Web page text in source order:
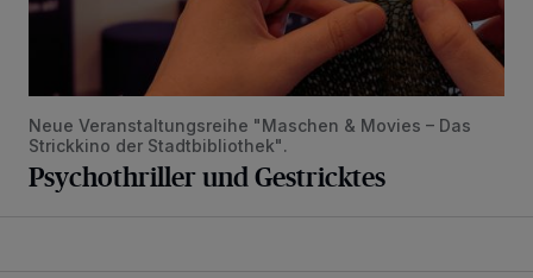
Neue Veranstaltungsreihe "Maschen & Movies – Das
Strickkino der Stadtbibliothek".
Psychothriller und Gestricktes